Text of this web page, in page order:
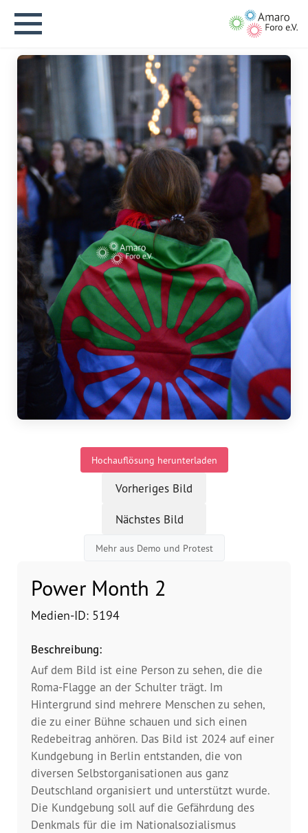
English version
Aktuelles
Über uns
Vision
Geschichte
Vorstand
Team
Standorte
Anlaufstelle Nevo Foro (Neue
Sozialberatungsstellen
Dokumentationsstelle
Internationale Jugendarbeit
Abgeschlossene Projekte
Materialien
Wissenswertes
Publikationen
Hochauflösung herunterladen
Vorheriges Bild
Nächstes Bild
Mehr aus Demo und Protest
Power Month 2
Medien-ID: 5194
Beschreibung:
Auf dem Bild ist eine Person zu sehen, die die
Roma-Flagge an der Schulter trägt. Im
Hintergrund sind mehrere Menschen zu sehen,
die zu einer Bühne schauen und sich einen
Redebeitrag anhören. Das Bild ist 2024 auf einer
Kundgebung in Berlin entstanden, die von
diversen Selbstorganisationen aus ganz
Deutschland organisiert und unterstützt wurde.
Die Kundgebung soll auf die Gefährdung des
Denkmals für die im Nationalsozialismus